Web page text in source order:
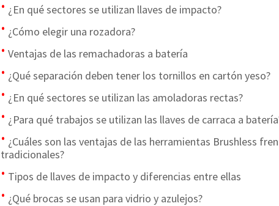
¿En qué sectores se utilizan llaves de impacto?
¿Cómo elegir una rozadora?
Ventajas de las remachadoras a batería
¿Qué separación deben tener los tornillos en cartón yeso?
¿En qué sectores se utilizan las amoladoras rectas?
¿Para qué trabajos se utilizan las llaves de carraca a
¿Cuáles son las ventajas de las herramientas Brushless
tradicionales?
Tipos de llaves de impacto y diferencias entre ellas
¿Qué brocas se usan para vidrio y azulejos?